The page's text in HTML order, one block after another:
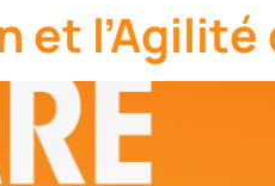
et l’Agilité